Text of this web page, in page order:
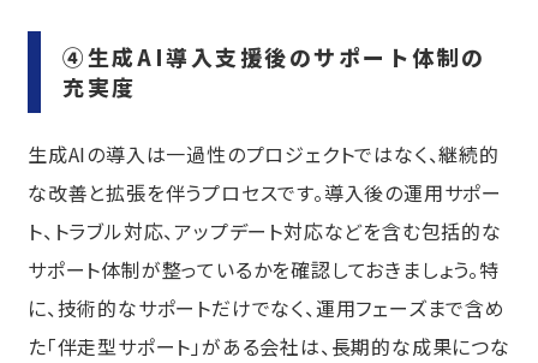
④生成AI導入支援後のサポート体制の
充実度
生成AIの導入は一過性のプロジェクトではなく、継続的
な改善と拡張を伴うプロセスです。導入後の運用サポー
ト、トラブル対応、アップデート対応などを含む包括的な
サポート体制が整っているかを確認しておきましょう。特
に、技術的なサポートだけでなく、運用フェーズまで含め
た「伴走型サポート」がある会社は、長期的な成果につな